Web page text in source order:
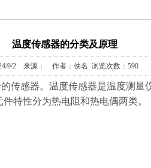
温度传感器的分类及原理
9/2 来源： 作者：佚名 浏览次数：590
传感器。温度传感器是温度测
特性分为热电阻和热电偶两类。